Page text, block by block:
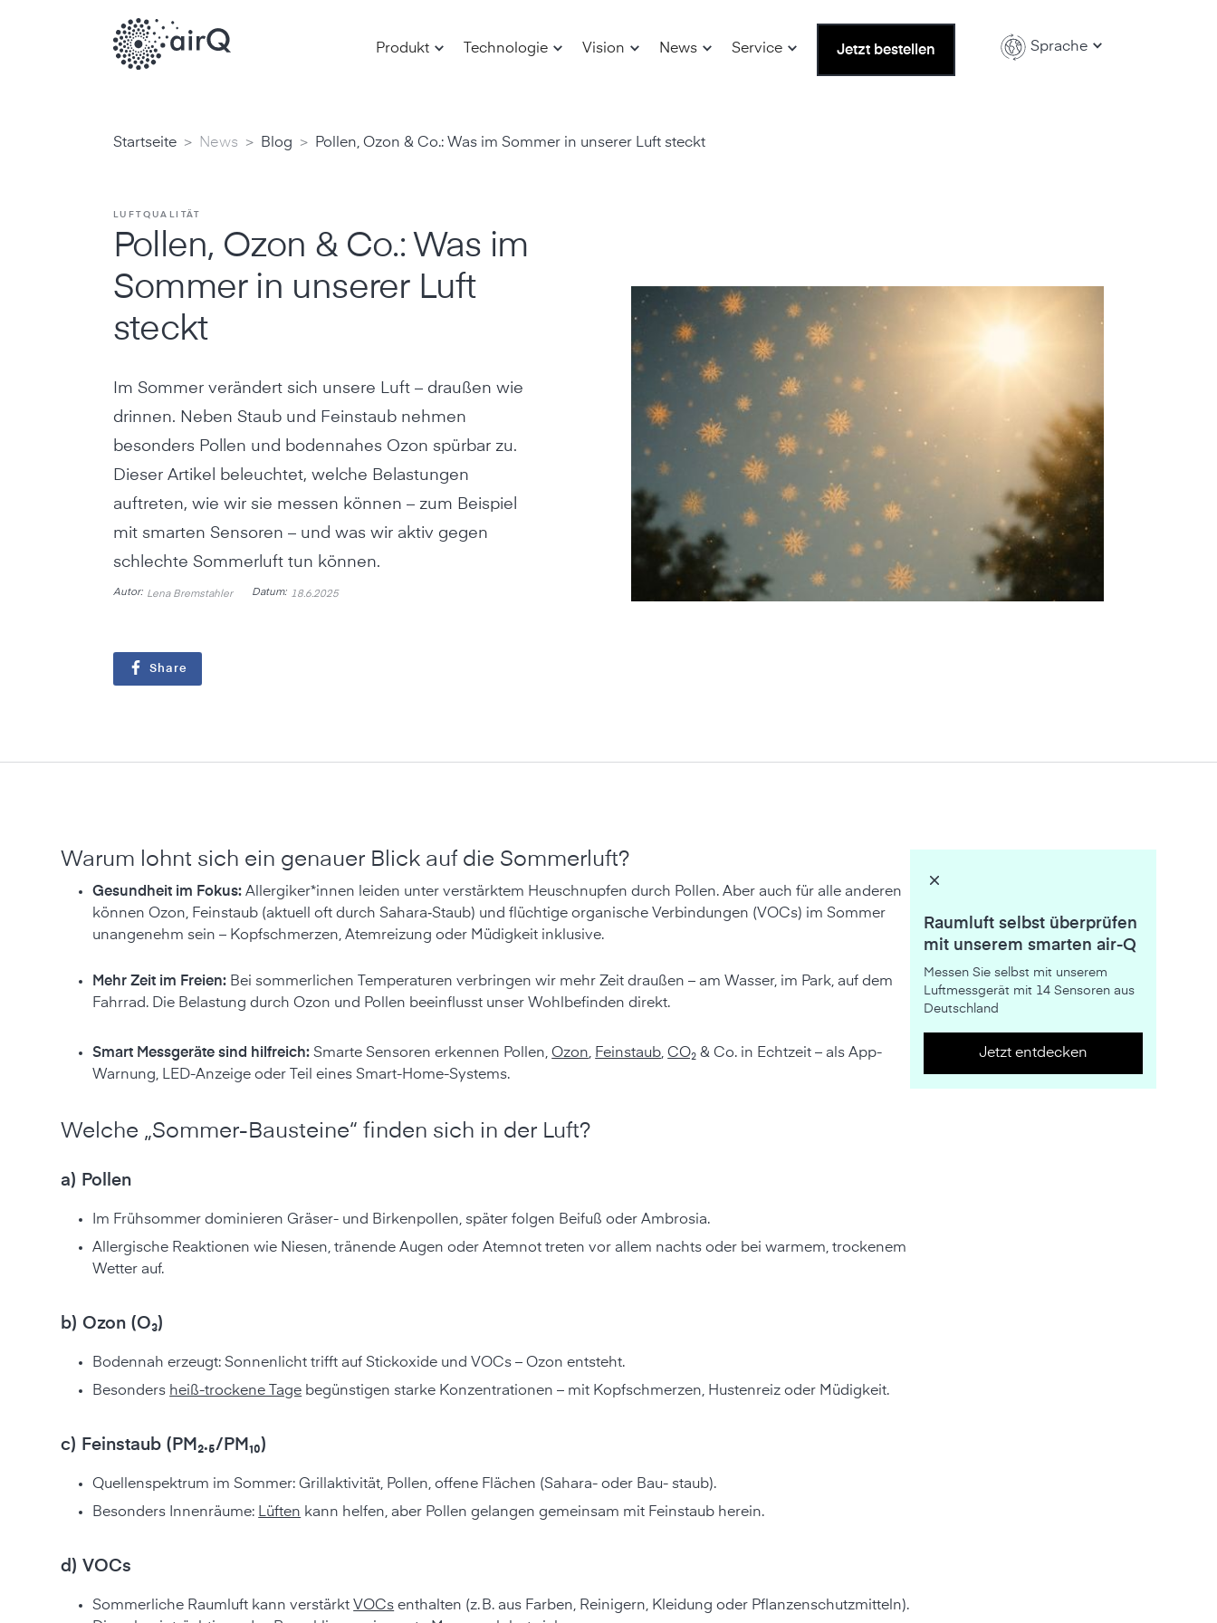
Produkt Technologie Vision News Service Jetzt bestellen Sprache
Startseite > News > Blog > Pollen, Ozon & Co.: Was im Sommer in unserer Luft steckt
LUFTQUALITÄT
Pollen, Ozon & Co.: Was im
Sommer in unserer Luft
steckt
Im Sommer verändert sich unsere Luft – draußen wie
drinnen. Neben Staub und Feinstaub nehmen
besonders Pollen und bodennahes Ozon spürbar zu.
Dieser Artikel beleuchtet, welche Belastungen
auftreten, wie wir sie messen können – zum Beispiel
mit smarten Sensoren – und was wir aktiv gegen
schlechte Sommerluft tun können.
Autor: Lena Bremstahler Datum: 18.6.2025
Share
Warum lohnt sich ein genauer Blick auf die Sommerluft?
Gesundheit im Fokus: Allergiker*innen leiden unter verstärktem Heuschnupfen durch Pollen. Aber auch für alle anderen
können Ozon, Feinstaub (aktuell oft durch Sahara‑Staub) und flüchtige organische Verbindungen (VOCs) im Sommer
unangenehm sein – Kopfschmerzen, Atemreizung oder Müdigkeit inklusive.
Mehr Zeit im Freien: Bei sommerlichen Temperaturen verbringen wir mehr Zeit draußen – am Wasser, im Park, auf dem
Fahrrad. Die Belastung durch Ozon und Pollen beeinflusst unser Wohlbefinden direkt.
Smart Messgeräte sind hilfreich: Smarte Sensoren erkennen Pollen,Ozon, Feinstaub,CO₂ & Co. in Echtzeit – als App-
Warnung, LED-Anzeige oder Teil eines Smart-Home-Systems.
Welche „Sommer-Bausteine“ finden sich in der Luft?
a) Pollen
Im Frühsommer dominieren Gräser- und Birkenpollen, später folgen Beifuß oder Ambrosia.
Allergische Reaktionen wie Niesen, tränende Augen oder Atemnot treten vor allem nachts oder bei warmem, trockenem
Wetter auf.
b) Ozon (O₃)
Bodennah erzeugt: Sonnenlicht trifft auf Stickoxide und VOCs – Ozon entsteht.
Besonders heiß-trockene Tage begünstigen starke Konzentrationen – mit Kopfschmerzen, Hustenreiz oder Müdigkeit.
c) Feinstaub (PM₂.₅/PM₁₀)
Quellenspektrum im Sommer: Grillaktivität, Pollen, offene Flächen (Sahara- oder Bau- staub).
Besonders Innenräume: Lüften kann helfen, aber Pollen gelangen gemeinsam mit Feinstaub herein.
d) VOCs
Sommerliche Raumluft kann verstärkt VOCs enthalten (z. B. aus Farben, Reinigern, Kleidung oder Pflanzenschutzmitteln).
Raumluft selbst überprüfen
mit unserem smarten air-Q
Messen Sie selbst mit unserem
Luftmessgerät mit 14 Sensoren aus
Deutschland
Jetzt entdecken